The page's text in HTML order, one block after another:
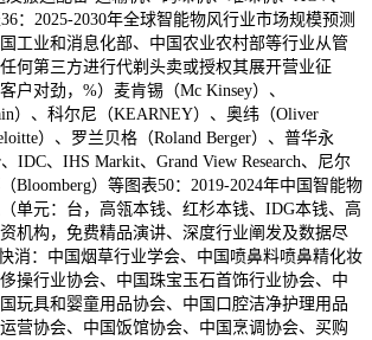
：2025-2030年全球智能物风行业市场规模预测
工业和消息化部、中国农业农村部等行业从管
何第三方进行代剃头卖或授权其展开营业征
户对劲，%）麦肯锡（Mc Kinsey）、
）、科尔尼（KEARNEY）、奥纬（Oliver
）、罗兰贝格（Roland Berger）、普华永
IDC、IHS Markit、Grand View Research、尼尔
Bloomberg）等图表50：2019-2024年中国智能物
单元：台，高瓴本钱、红杉本钱、IDG本钱、高
机构，免费精品演讲、深度行业阐发及数据尽
消：中国烟草行业学会、中国喷鼻料喷鼻精化妆
操行业协会、中国珠宝玉石首饰行业协会、中
玩具和婴童用品协会、中国口腔洁净护理用品
营协会、中国饭馆协会、中国烹调协会、买购